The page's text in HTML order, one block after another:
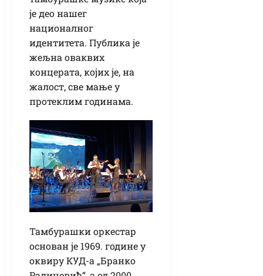
је део нашег
националног
идентитета. Публика је
жељна оваквих
концерата, којих је, на
жалост, све мање у
протеклим годинама.
Тамбурашки оркестар
основан је 1969. године у
оквиру КУД-а „Бранко